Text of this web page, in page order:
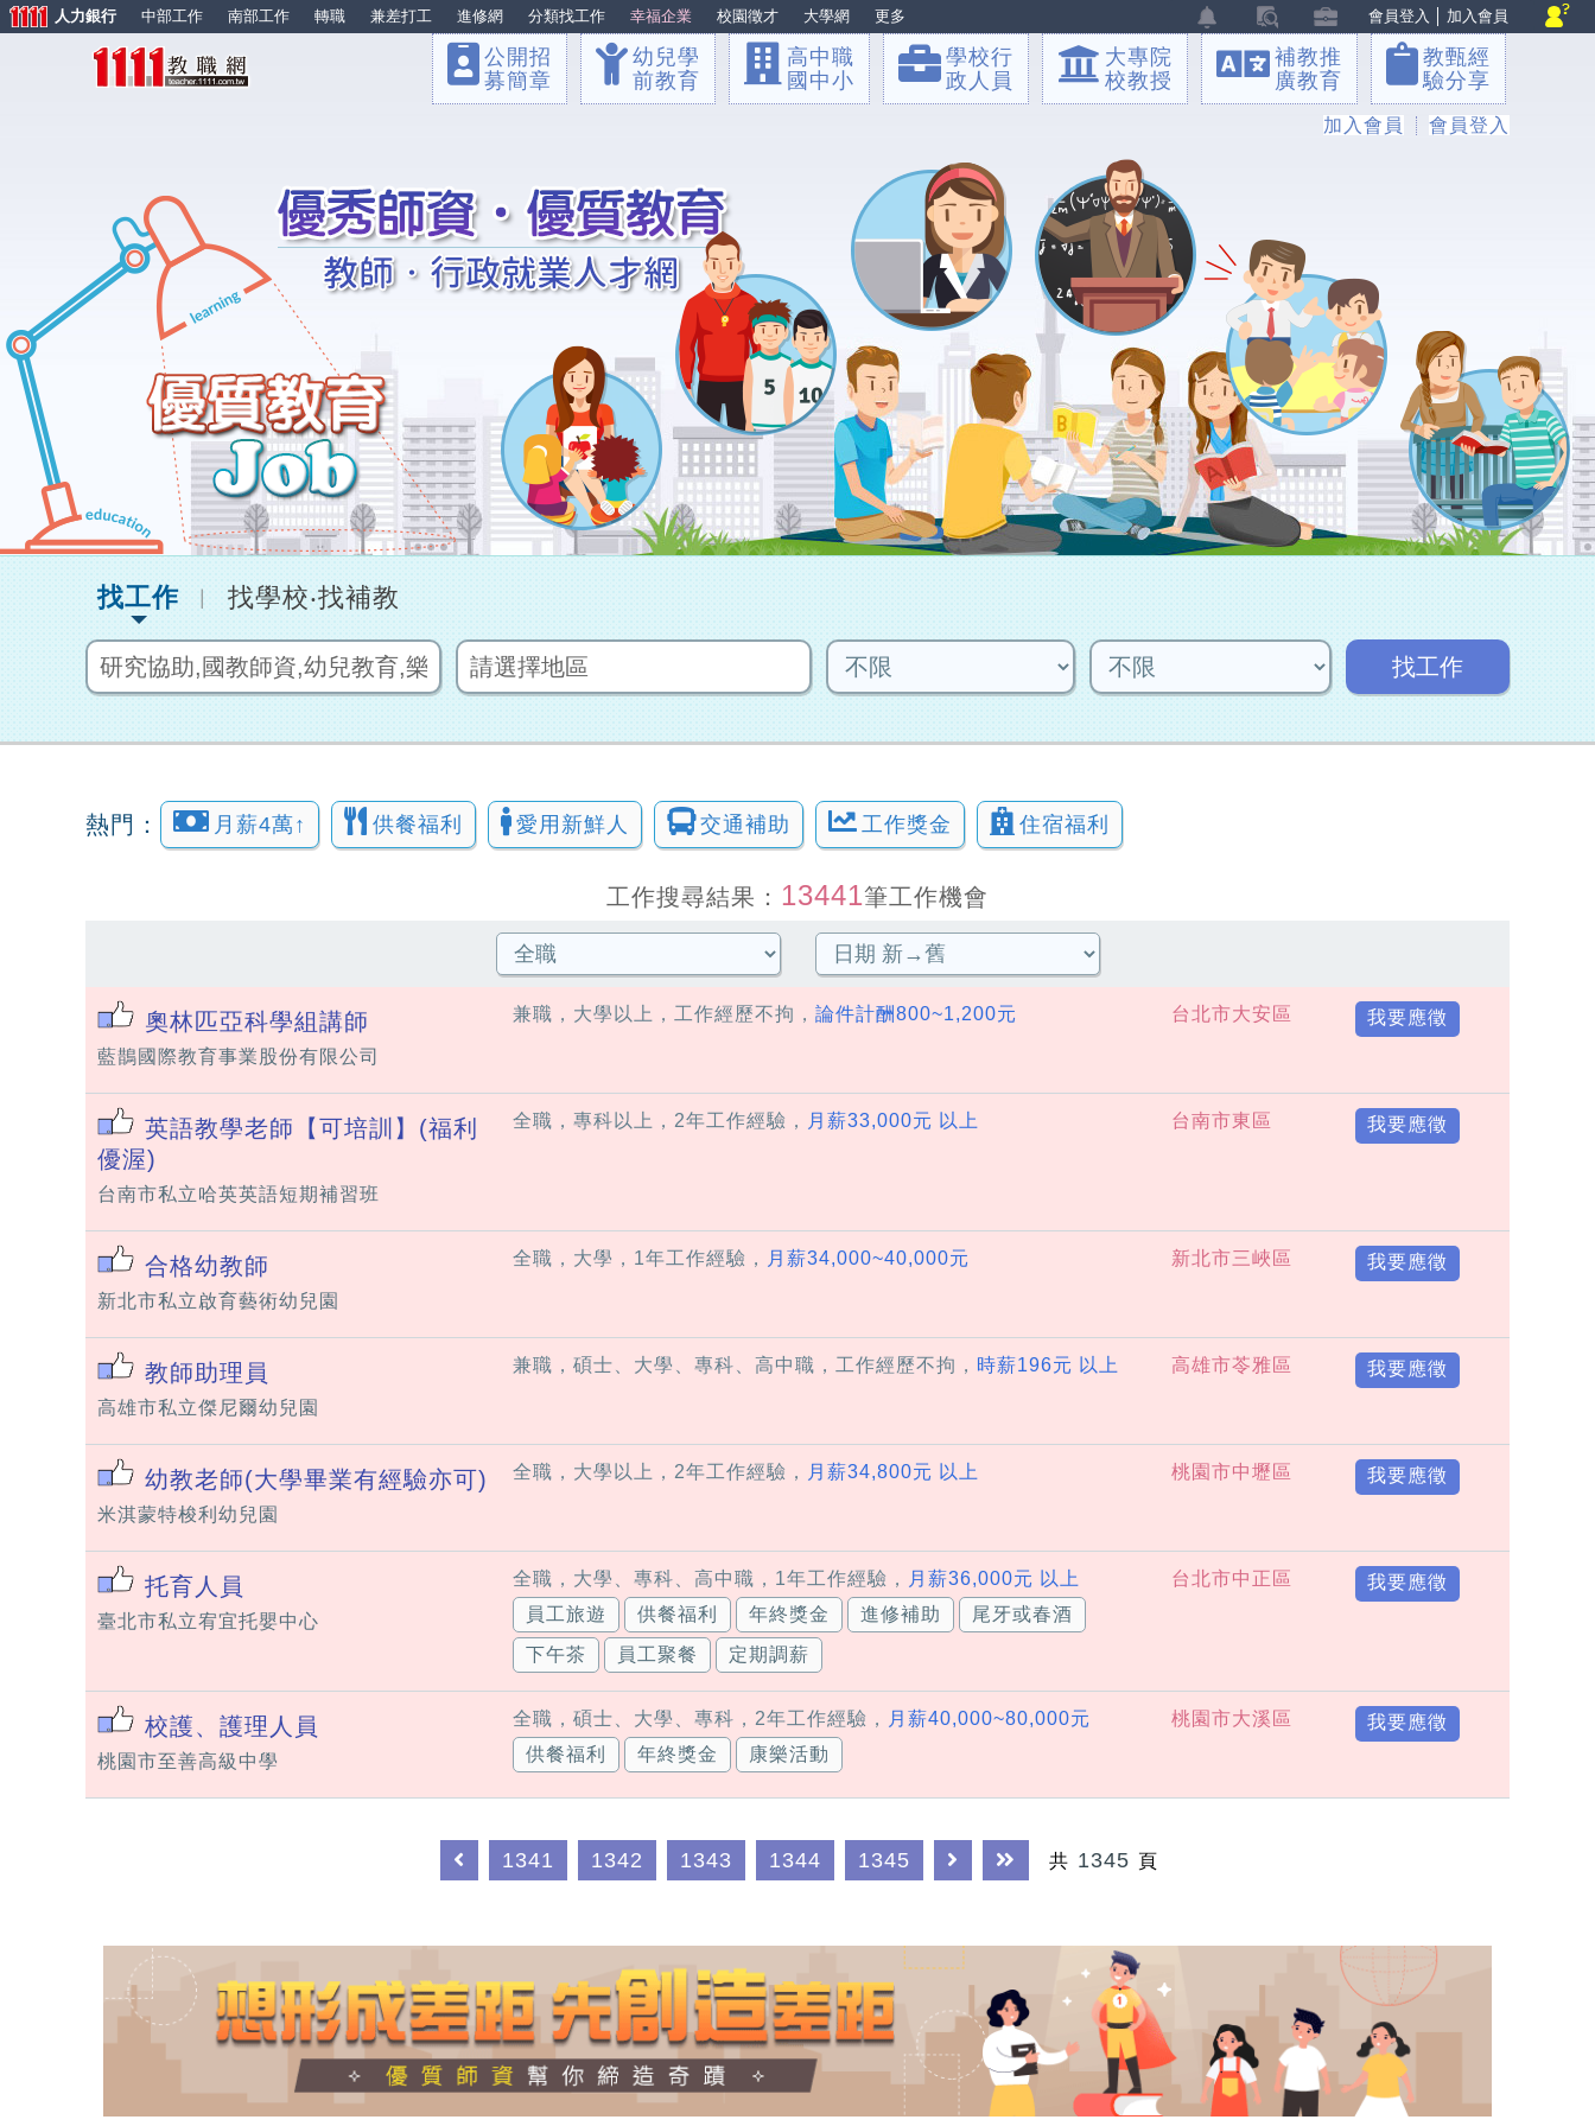
會員登入 加入會員
人力銀行 中部工作 南部工作 轉職 兼差打工 進修網 分類找工作 幸福企業 校園徵才 大學網 更多
公開招
募簡章
幼兒學
前教育
高中職
國中小
學校行
政人員
大專院
校教授
補教推
廣教育
教甄經
驗分享
加入會員 會員登入
找工作 ︱ 找學校‧找補教
找工作
熱門： 月薪4萬↑ 供餐福利 愛用新鮮人 交通補助 工作獎金 住宿福利
工作搜尋結果： 13441筆工作機會
奧林匹亞科學組講師
藍鵲國際教育事業股份有限公司
兼職，大學以上，工作經歷不拘， 論件計酬800~1,200元 台北市大安區 我要應徵
英語教學老師【可培訓】(福利
優渥)
台南市私立哈英英語短期補習班
全職，專科以上，2年工作經驗， 月薪33,000元 以上 台南市東區 我要應徵
合格幼教師
新北市私立啟育藝術幼兒園
全職，大學，1年工作經驗， 月薪34,000~40,000元 新北市三峽區 我要應徵
教師助理員
高雄市私立傑尼爾幼兒園
兼職，碩士、大學、專科、高中職，工作經歷不拘， 時薪196元 以上 高雄市苓雅區 我要應徵
幼教老師(大學畢業有經驗亦可)
米淇蒙特梭利幼兒園
全職，大學以上，2年工作經驗， 月薪34,800元 以上 桃園市中壢區 我要應徵
托育人員
臺北市私立宥宜托嬰中心
全職，大學、專科、高中職，1年工作經驗，
月薪36,000元 以上
員工旅遊
供餐福利 年終獎金 進修補助
尾牙或春酒
下午茶
員工聚餐 定期調薪
台北市中正區 我要應徵
校護、護理人員
桃園市至善高級中學
全職，碩士、大學、專科，2年工作經驗，
月薪40,000~80,000元
供餐福利
年終獎金 康樂活動
桃園市大溪區 我要應徵
1341 1342 1343 1344 1345 共 1345 頁